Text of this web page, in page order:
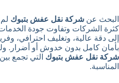
البحث عن شركة نقل عفش بتبوك
كثرة الشركات وتفاوت جودة الخدمات
إلى دقة عالية، وتغليف احترافي،
بأمان كامل بدون خدوش أو أضرار.
شركة نقل عفش بتبوك التي تجمع
المناسبة.